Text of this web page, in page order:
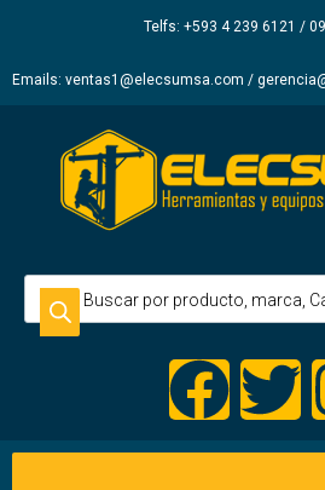
Telfs: +593 4 239 6121 /
Emails: ventas1@elecsumsa.com /